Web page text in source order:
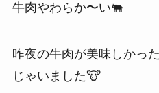
牛肉やわらか〜い🐃
昨夜の牛肉が美味しかっ
じゃいました🐮